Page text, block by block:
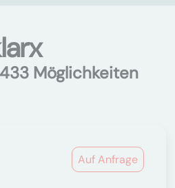
Möglichkeiten
Auf Anfrage